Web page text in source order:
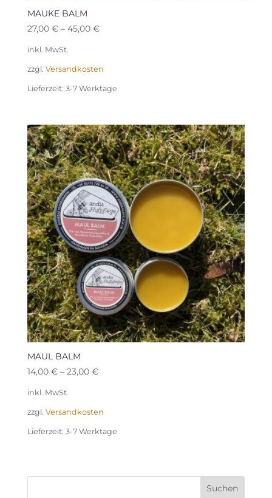
MAUKE BALM
27,00 €– 45,00 €
inkl. MwSt.
zzgl. Versandkosten
Lieferzeit: 3-7 Werktage
MAUL BALM
14,00 €– 23,00 €
inkl. MwSt.
zzgl. Versandkosten
Lieferzeit: 3-7 Werktage